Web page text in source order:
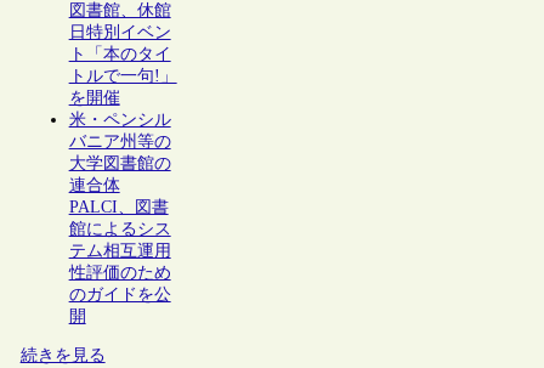
図書館、休館
日特別イベン
ト「本のタイ
トルで一句!」
を開催
米・ペンシル
バニア州等の
大学図書館の
連合体
PALCI、図書
館によるシス
テム相互運用
性評価のため
のガイドを公
開
続きを見る